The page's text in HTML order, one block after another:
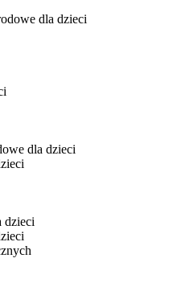
dla dzieci
dla dzieci
dzieci